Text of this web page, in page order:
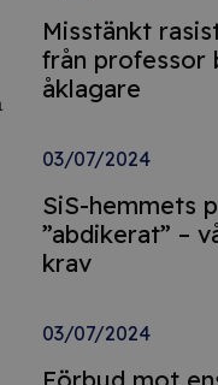
Misstänkt
från professor
åklagare
03/07/2024
SiS-hemmets
”abdikerat” –
krav
03/07/2024